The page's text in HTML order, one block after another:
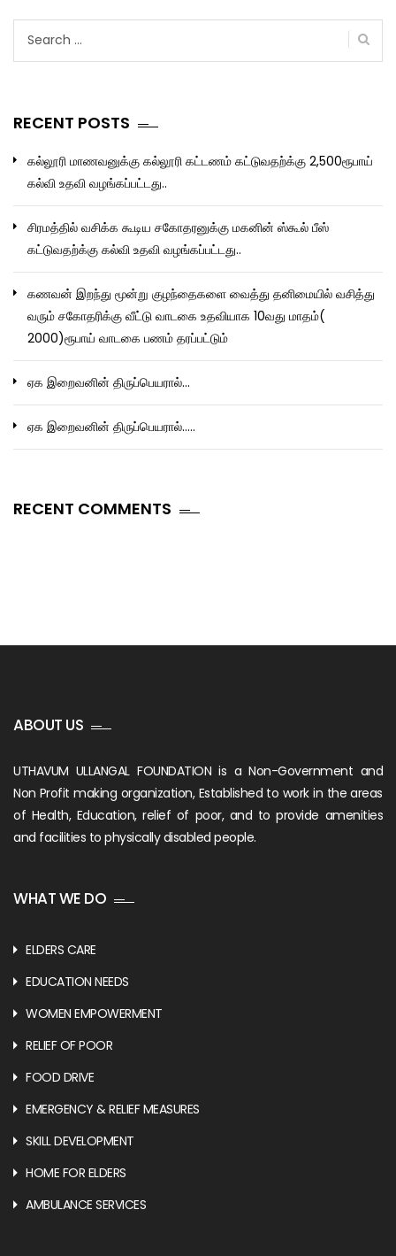
RECENT POSTS
கல்லூரி மாணவனுக்கு கல்லூரி கட்டணம் கட்டுவதற்க்கு 2,500ரூபாய்
கல்வி உதவி வழங்கப்பட்டது..
சிரமத்தில் வசிக்க கூடிய சகோதரனுக்கு மகனின் ஸ்கூல் பீஸ்
கட்டுவதற்க்கு கல்வி உதவி வழங்கப்பட்டது..
கணவன் இறந்து மூன்று குழந்தைகளை வைத்து தனிமையில் வசித்து
வரும் சகோதரிக்கு வீட்டு வாடகை உதவியாக 10வது மாதம்(
2000)ரூபாய் வாடகை பணம் தரப்பட்டும்
ஏக இறைவனின் திருப்பெயரால்…
ஏக இறைவனின் திருப்பெயரால்…..
RECENT COMMENTS
ABOUT US
UTHAVUM ULLANGAL FOUNDATION is a Non-Government and
Non Profit making organization, Established to work in the areas
of Health, Education, relief of poor, and to provide amenities
and facilities to physically disabled people.
WHAT WE DO
ELDERS CARE
EDUCATION NEEDS
WOMEN EMPOWERMENT
RELIEF OF POOR
FOOD DRIVE
EMERGENCY & RELIEF MEASURES
SKILL DEVELOPMENT
HOME FOR ELDERS
AMBULANCE SERVICES